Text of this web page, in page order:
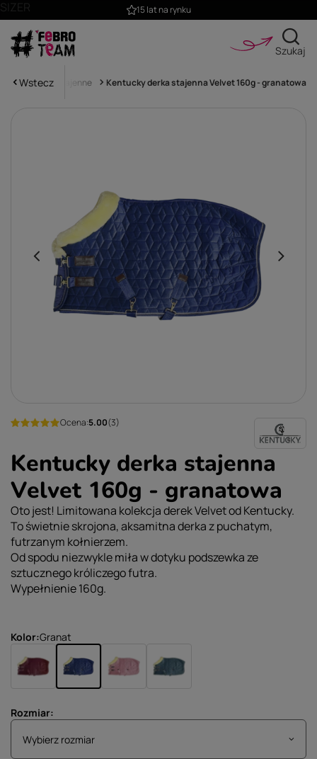
15 lat na rynku
Szukaj
Wstecz
Derki Derki stajenne Kentucky derka stajenna Velvet 160g - granatowa
Ocena:5.00(3)
Kentucky derka stajenna
Velvet 160g - granatowa
Oto jest! Limitowana kolekcja derek Velvet od Kentucky.
To świetnie skrojona, aksamitna derka z puchatym,
futrzanym kołnierzem.
Od spodu niezwykle miła w dotyku podszewka ze
sztucznego króliczego futra.
Wypełnienie 160g.
Kolor Granat
Rozmiar
Wybierz rozmiar
Wybierz rozmiar